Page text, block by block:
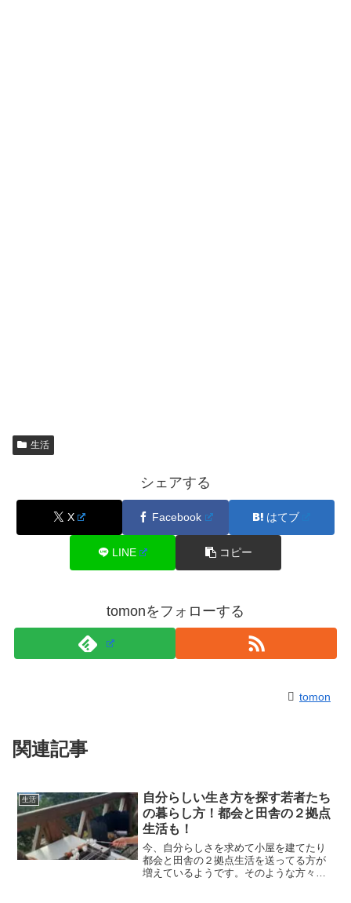
生活
シェアする
X Facebook はてブ
LINE コピー
tomonをフォローする
tomon
関連記事
生活
自分らしい生き方を探す若者たち
の暮らし方！都会と田舎の２拠点
生活も！
今、自分らしさを求めて小屋を建てたり
都会と田舎の２拠点生活を送ってる方が
増えているようです。そのような方々の